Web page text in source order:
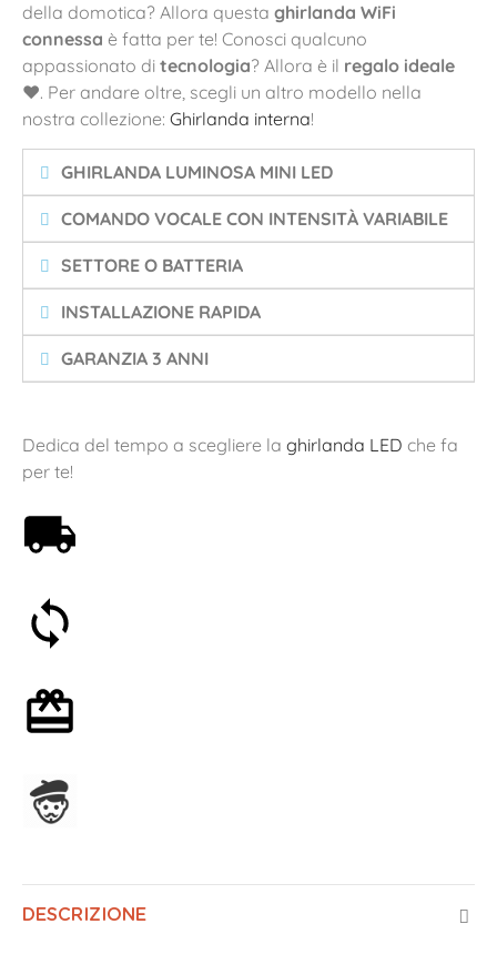
della domotica? Allora questa ghirlanda WiFi
connessa è fatta per te! Conosci qualcuno
appassionato di tecnologia? Allora è il regalo ideale
❤️. Per andare oltre, scegli un altro modello nella
nostra collezione: Ghirlanda interna!
GHIRLANDA LUMINOSA MINI LED
COMANDO VOCALE CON INTENSITÀ VARIABILE
SETTORE O BATTERIA
INSTALLAZIONE RAPIDA
GARANZIA 3 ANNI
Dedica del tempo a scegliere la ghirlanda LED che fa
per te!
DESCRIZIONE